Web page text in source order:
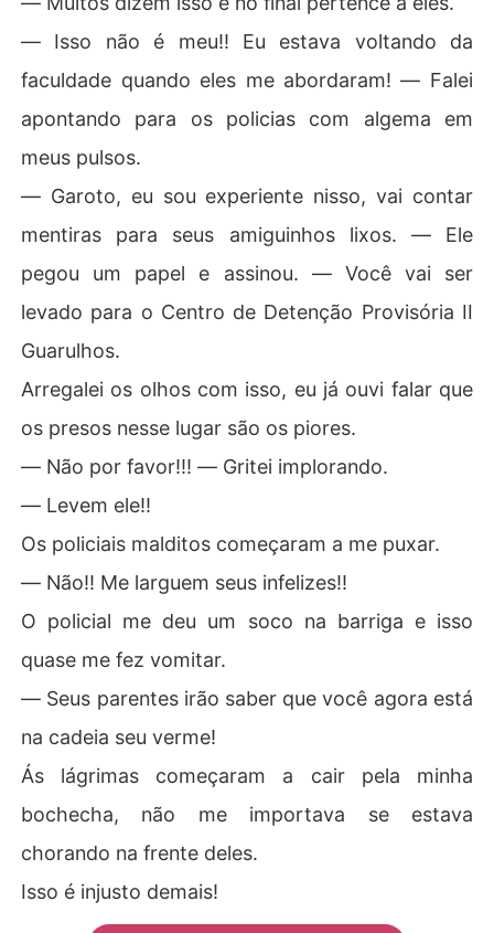
― Isso não é meu!! Eu estava voltando da
faculdade quando eles me abordaram! ― Falei
apontando para os policias com algema em
meus pulsos.
― Garoto, eu sou experiente nisso, vai contar
mentiras para seus amiguinhos lixos. ― Ele
pegou um papel e assinou. ― Você vai ser
levado para o Centro de Detenção Provisória II
Guarulhos.
Arregalei os olhos com isso, eu já ouvi falar que
os presos nesse lugar são os piores.
― Não por favor!!! ― Gritei implorando.
― Levem ele!!
Os policiais malditos começaram a me puxar.
― Não!! Me larguem seus infelizes!!
O policial me deu um soco na barriga e isso
quase me fez vomitar.
― Seus parentes irão saber que você agora está
na cadeia seu verme!
Ás lágrimas começaram a cair pela minha
bochecha, não me importava se estava
chorando na frente deles.
Isso é injusto demais!